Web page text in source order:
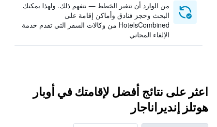
من الوارد أن تتغير الخطط — نتفهم ذلك. ولهذا يمكنك
البحث وحجز فنادق وأماكن إقامة على
HotelsCombined من وكالات السفر التي تقدم خدمة
الإلغاء المجاني
اعثر على نتائج أفضل لإقامتك في أوبار
هوتلز إنديراناجار